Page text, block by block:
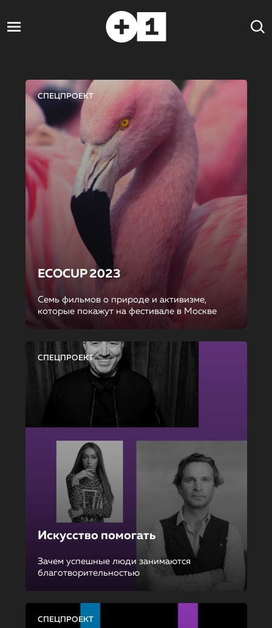
СПЕЦПРОЕКТ
ECOCUP 2023
Семь фильмов о природе и активизме,
которые покажут на фестивале в Москве
СПЕЦПРОЕКТ
Искусство помогать
Зачем успешные люди занимаются
благотворительностью
СПЕЦПРОЕКТ